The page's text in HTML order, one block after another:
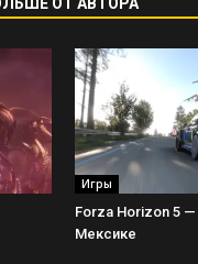
Игры
Forza Horizon 5 —
Мексике